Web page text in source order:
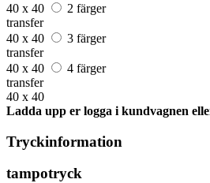
40 x 40
2 färger
transfer
40 x 40
3 färger
transfer
40 x 40
4 färger
transfer
40 x 40
Ladda upp er logga i kundvagnen
Tryckinformation
tampotryck